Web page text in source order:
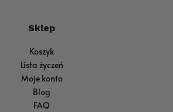
Sklep
Koszyk
Lista życzeń
Moje konto
Blog
FAQ